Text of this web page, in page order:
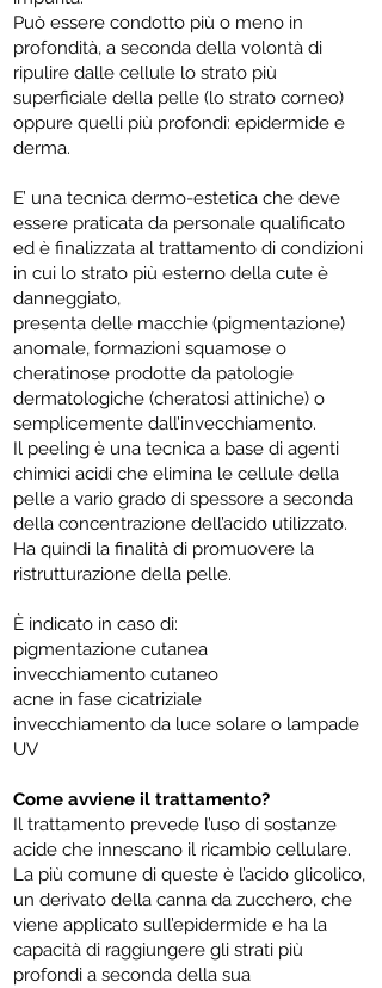
Può essere condotto più o meno in
profondità, a seconda della volontà di
ripulire dalle cellule lo strato più
superficiale della pelle (lo strato corneo)
oppure quelli più profondi: epidermide e
derma.
E’ una tecnica dermo-estetica che deve
essere praticata da personale qualificato
ed è finalizzata al trattamento di condizioni
in cui lo strato più esterno della cute è
danneggiato,
presenta delle macchie (pigmentazione)
anomale, formazioni squamose o
cheratinose prodotte da patologie
dermatologiche (cheratosi attiniche) o
semplicemente dall’invecchiamento.
Il peeling è una tecnica a base di agenti
chimici acidi che elimina le cellule della
pelle a vario grado di spessore a seconda
della concentrazione dell’acido utilizzato.
Ha quindi la finalità di promuovere la
ristrutturazione della pelle.
È indicato in caso di:
pigmentazione cutanea
invecchiamento cutaneo
acne in fase cicatriziale
invecchiamento da luce solare o lampade
UV
Come avviene il trattamento?
Il trattamento prevede l’uso di sostanze
acide che innescano il ricambio cellulare.
La più comune di queste è l’acido glicolico,
un derivato della canna da zucchero, che
viene applicato sull’epidermide e ha la
capacità di raggiungere gli strati più
profondi a seconda della sua